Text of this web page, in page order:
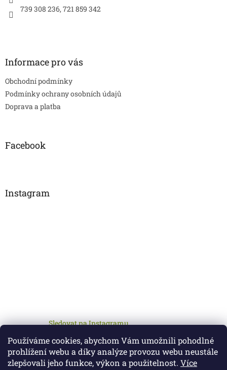
Používáme cookies, abychom Vám umožnili pohodlné
prohlížení webu a díky analýze provozu webu neustále
zlepšovali jeho funkce, výkon a použitelnost. Více
739 308 236, 721 859 342
Informace pro vás
Obchodní podmínky
Podmínky ochrany osobních údajů
Doprava a platba
Facebook
Instagram
Sledovat na Instagramu